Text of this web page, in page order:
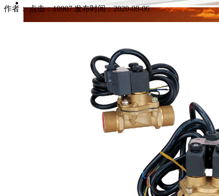
作者： 点击：10907 发布时间：2020-08-06